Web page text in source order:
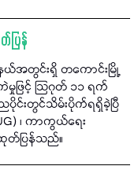
ပြန်
နယ်အတွင်းရှိ တကောင်းမြို့
မှုဖြင့် သြဂုတ် ၁၁ ရက်
င်းတွင်သိမ်းပိုက်ရရှိခဲ့ပြီ
၊ ကာကွယ်ရေး
တ်ပြန်သည်။